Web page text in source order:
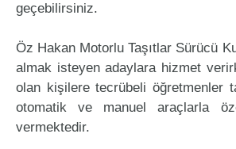
geçebilirsiniz.
Öz Hakan Motorlu Taşıtlar Sürücü
almak isteyen adaylara hizmet
olan kişilere tecrübeli öğretmenler
otomatik ve manuel araçlarla
vermektedir.